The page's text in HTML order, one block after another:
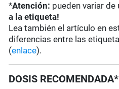
*Atención: pueden variar de
a la etiqueta!
Lea también el artículo en
diferencias entre las
(enlace).
DOSIS RECOMENDADA*